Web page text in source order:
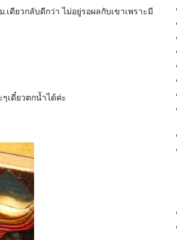
ดียวกลับดีกว่า ไม่อยู่รอผลกับเขาเพราะมี
เดี๋ยวตกน้ำได้ค่ะ